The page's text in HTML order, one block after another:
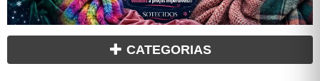
CATEGORIAS